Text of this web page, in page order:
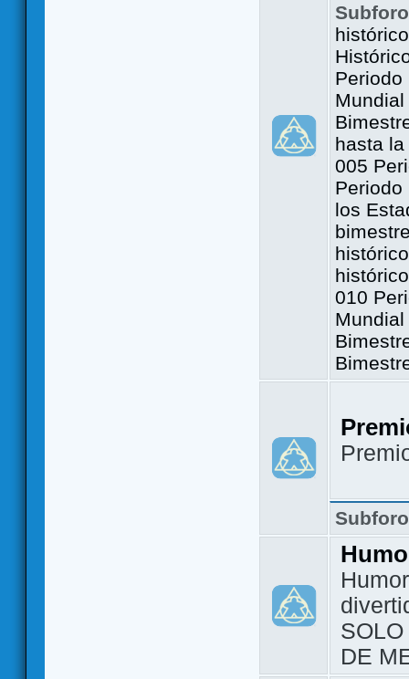
Periodo
hasta
005
Periodo
los
010
DE